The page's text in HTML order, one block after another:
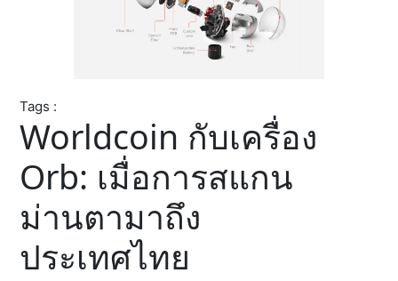
Tags :
Worldcoin กับเครื่อง
Orb: เมื่อการสแกน
ม่านตามาถึง
ประเทศไทย